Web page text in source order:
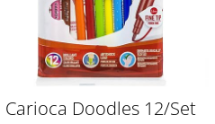
Carioca Doodles 12/Set